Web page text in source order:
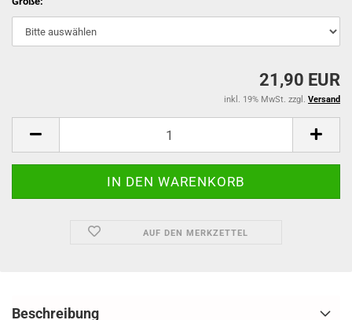
21,90 EUR
inkl. 19% MwSt. zzgl. Versand
AUF DEN MERKZETTEL
Beschreibung